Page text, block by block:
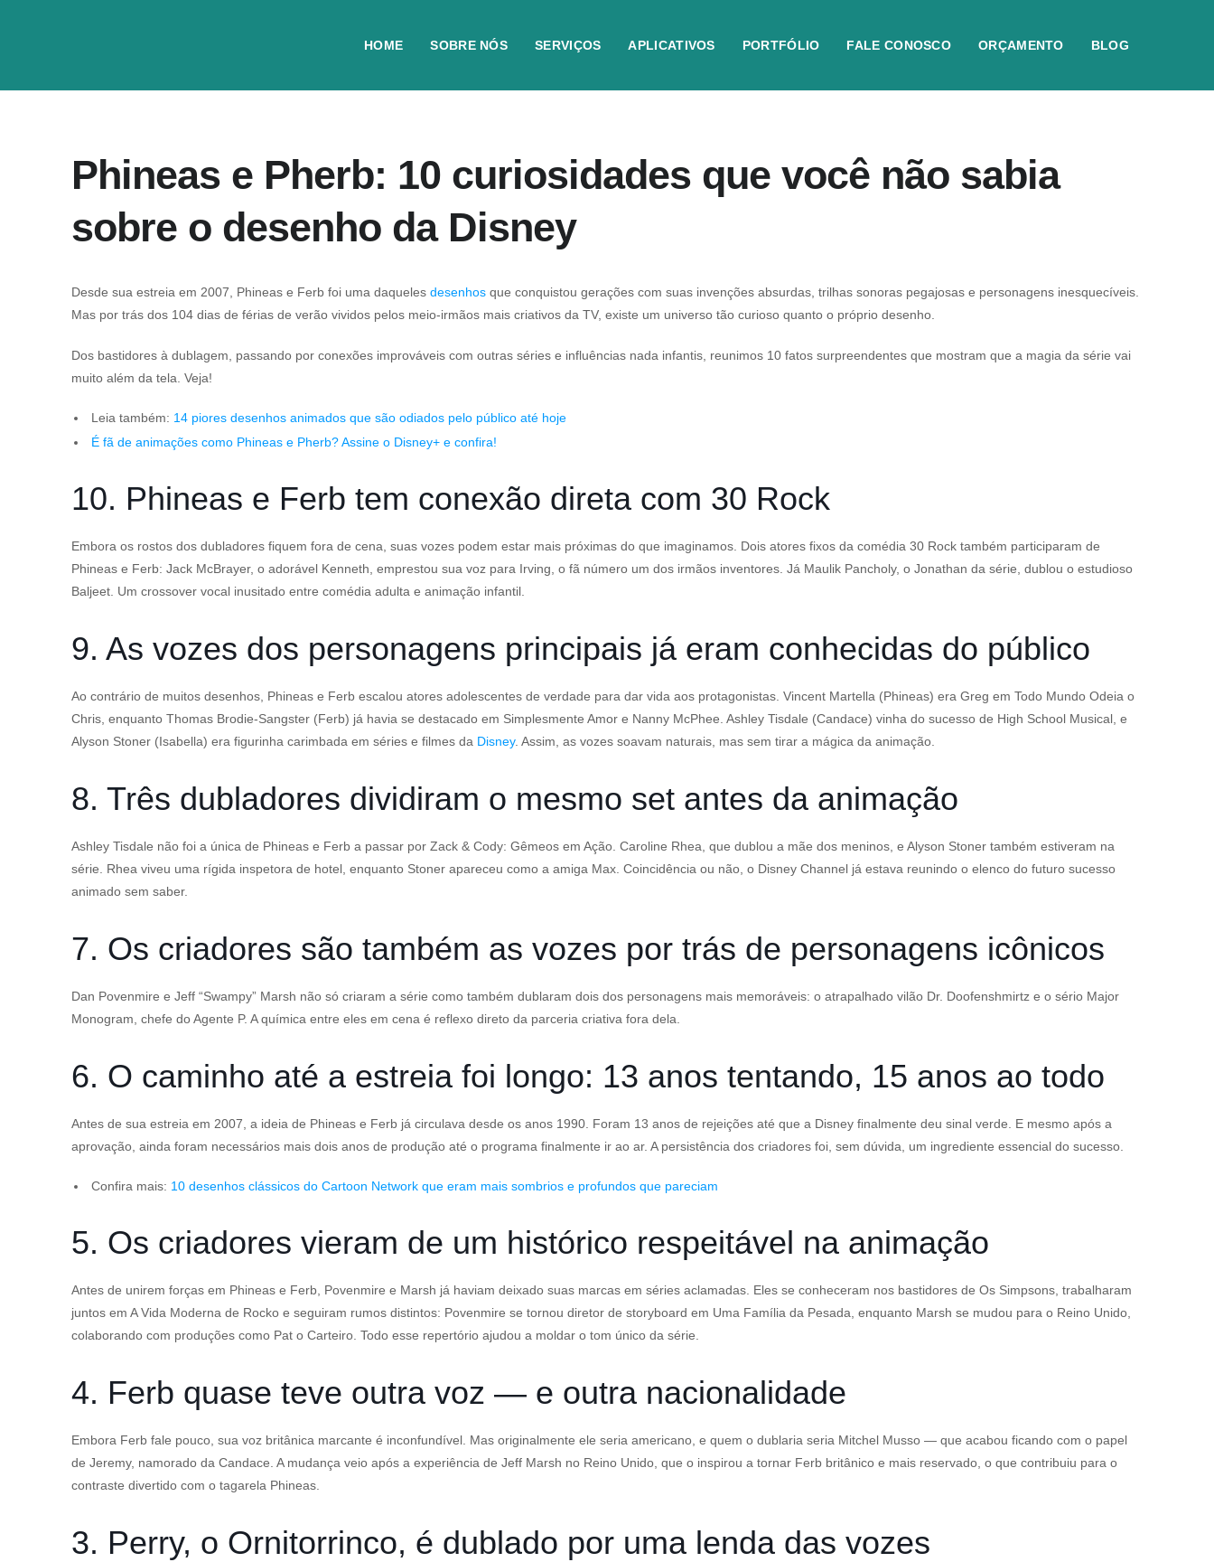
HOME SOBRE NÓS SERVIÇOS APLICATIVOS PORTFÓLIO FALE CONOSCO ORÇAMENTO BLOG
Phineas e Pherb: 10 curiosidades que você não sabia
sobre o desenho da Disney
Desde sua estreia em 2007, Phineas e Ferb foi uma daqueles desenhos que conquistou gerações com suas invenções absurdas, trilhas sonoras pegajosas e personagens inesquecíveis.
Mas por trás dos 104 dias de férias de verão vividos pelos meio-irmãos mais criativos da TV, existe um universo tão curioso quanto o próprio desenho.
Dos bastidores à dublagem, passando por conexões improváveis com outras séries e influências nada infantis, reunimos 10 fatos surpreendentes que mostram que a magia da série vai
muito além da tela. Veja!
Leia também: 14 piores desenhos animados que são odiados pelo público até hoje
É fã de animações como Phineas e Pherb? Assine o Disney+ e confira!
10. Phineas e Ferb tem conexão direta com 30 Rock
Embora os rostos dos dubladores fiquem fora de cena, suas vozes podem estar mais próximas do que imaginamos. Dois atores fixos da comédia 30 Rock também participaram de
Phineas e Ferb: Jack McBrayer, o adorável Kenneth, emprestou sua voz para Irving, o fã número um dos irmãos inventores. Já Maulik Pancholy, o Jonathan da série, dublou o estudioso
Baljeet. Um crossover vocal inusitado entre comédia adulta e animação infantil.
9. As vozes dos personagens principais já eram conhecidas do público
Ao contrário de muitos desenhos, Phineas e Ferb escalou atores adolescentes de verdade para dar vida aos protagonistas. Vincent Martella (Phineas) era Greg em Todo Mundo Odeia o
Chris, enquanto Thomas Brodie-Sangster (Ferb) já havia se destacado em Simplesmente Amor e Nanny McPhee. Ashley Tisdale (Candace) vinha do sucesso de High School Musical, e
Alyson Stoner (Isabella) era figurinha carimbada em séries e filmes da Disney. Assim, as vozes soavam naturais, mas sem tirar a mágica da animação.
8. Três dubladores dividiram o mesmo set antes da animação
Ashley Tisdale não foi a única de Phineas e Ferb a passar por Zack & Cody: Gêmeos em Ação. Caroline Rhea, que dublou a mãe dos meninos, e Alyson Stoner também estiveram na
série. Rhea viveu uma rígida inspetora de hotel, enquanto Stoner apareceu como a amiga Max. Coincidência ou não, o Disney Channel já estava reunindo o elenco do futuro sucesso
animado sem saber.
7. Os criadores são também as vozes por trás de personagens icônicos
Dan Povenmire e Jeff “Swampy” Marsh não só criaram a série como também dublaram dois dos personagens mais memoráveis: o atrapalhado vilão Dr. Doofenshmirtz e o sério Major
Monogram, chefe do Agente P. A química entre eles em cena é reflexo direto da parceria criativa fora dela.
6. O caminho até a estreia foi longo: 13 anos tentando, 15 anos ao todo
Antes de sua estreia em 2007, a ideia de Phineas e Ferb já circulava desde os anos 1990. Foram 13 anos de rejeições até que a Disney finalmente deu sinal verde. E mesmo após a
aprovação, ainda foram necessários mais dois anos de produção até o programa finalmente ir ao ar. A persistência dos criadores foi, sem dúvida, um ingrediente essencial do sucesso.
Confira mais: 10 desenhos clássicos do Cartoon Network que eram mais sombrios e profundos que pareciam
5. Os criadores vieram de um histórico respeitável na animação
Antes de unirem forças em Phineas e Ferb, Povenmire e Marsh já haviam deixado suas marcas em séries aclamadas. Eles se conheceram nos bastidores de Os Simpsons, trabalharam
juntos em A Vida Moderna de Rocko e seguiram rumos distintos: Povenmire se tornou diretor de storyboard em Uma Família da Pesada, enquanto Marsh se mudou para o Reino Unido,
colaborando com produções como Pat o Carteiro. Todo esse repertório ajudou a moldar o tom único da série.
4. Ferb quase teve outra voz — e outra nacionalidade
Embora Ferb fale pouco, sua voz britânica marcante é inconfundível. Mas originalmente ele seria americano, e quem o dublaria seria Mitchel Musso — que acabou ficando com o papel
de Jeremy, namorado da Candace. A mudança veio após a experiência de Jeff Marsh no Reino Unido, que o inspirou a tornar Ferb britânico e mais reservado, o que contribuiu para o
contraste divertido com o tagarela Phineas.
3. Perry, o Ornitorrinco, é dublado por uma lenda das vozes